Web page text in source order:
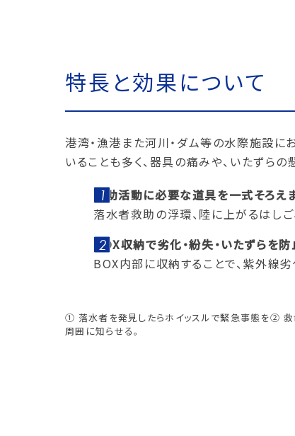
特長と効果について
港湾・漁港また河川・ダム等の水際施設に
いることも多く、器具の痛みや、いたずら
救助活動に必要な道具を一式そろえ
落水者救助の浮環、陸に上がるはしご
BOX収納で劣化・紛失・いたずらを
BOX内部に収納することで、紫外線
① 落水者を発見したらホイッスルで緊急事態を
周囲に知らせる。
② 救